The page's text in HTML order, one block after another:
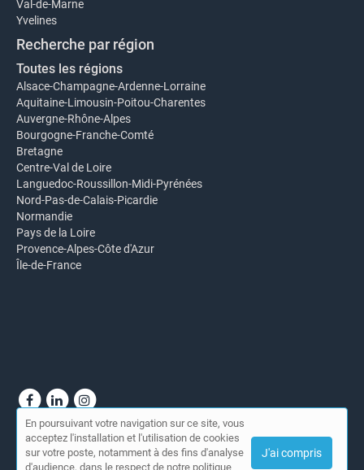
Val-de-Marne
Yvelines
Recherche par région
Toutes les régions
Alsace-Champagne-Ardenne-Lorraine
Aquitaine-Limousin-Poitou-Charentes
Auvergne-Rhône-Alpes
Bourgogne-Franche-Comté
Bretagne
Centre-Val de Loire
Languedoc-Roussillon-Midi-Pyrénées
Nord-Pas-de-Calais-Picardie
Normandie
Pays de la Loire
Provence-Alpes-Côte d'Azur
Île-de-France
© Annuaire du CEESO Paris 2026 |Plan du site
Contact
|Mentions légales
En poursuivant votre navigation sur ce site, vous
acceptez l'installation et l'utilisation de cookies
sur votre poste, notamment à des fins d'analyse
d'audience, dans le respect de notre politique
J'ai compris